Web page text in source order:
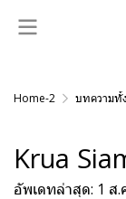
Home-2 บทความทั้
Krua
อัพเดทล่าสุด: 1 ส.